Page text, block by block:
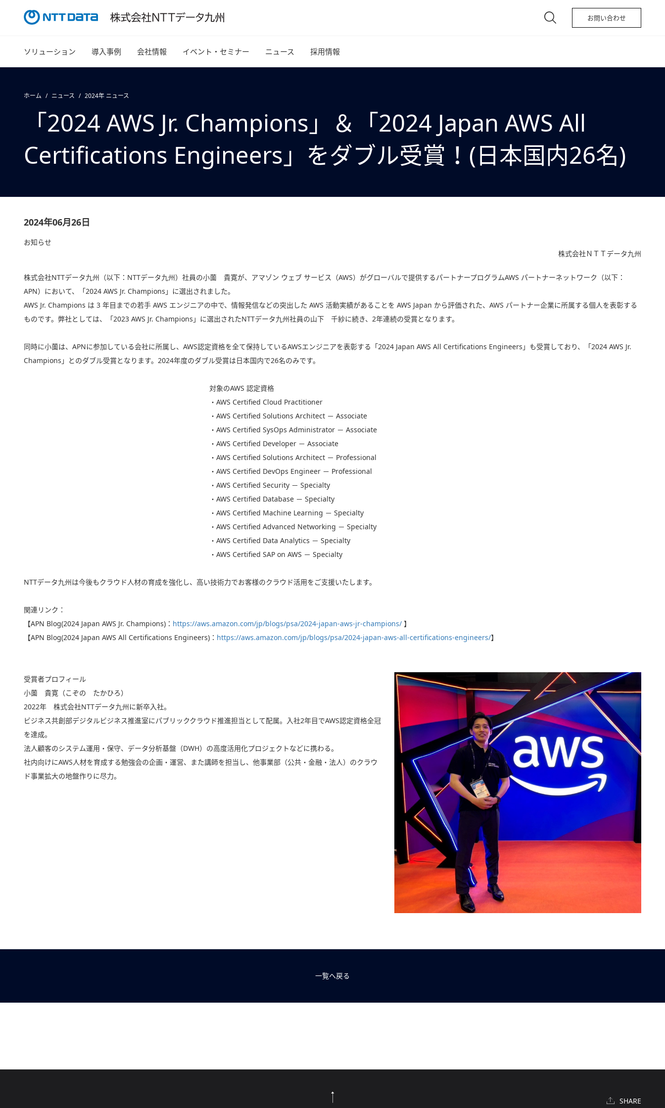
お問い合わせ
ソリューション 導入事例 会社情報 イベント・セミナー ニュース 採用情報
ホーム ニュース 2024年 ニュース
「2024 AWS Jr. Champions」＆「2024 Japan AWS All
Certifications Engineers」をダブル受賞！(日本国内26名)
2024年06月26日
お知らせ
株式会社ＮＴＴデータ九州
株式会社NTTデータ九州（以下：NTTデータ九州）社員の小薗 貴寛が、アマゾン ウェブ サービス（AWS）がグローバルで提供するパートナープログラムAWS パートナーネットワーク（以下：
APN）において、「2024 AWS Jr. Champions」に選出されました。
AWS Jr. Champions は 3 年目までの若手 AWS エンジニアの中で、情報発信などの突出した AWS 活動実績があることを AWS Japan から評価された、AWS パートナー企業に所属する個人を表彰する
ものです。弊社としては、「2023 AWS Jr. Champions」に選出されたNTTデータ九州社員の山下 千紗に続き、2年連続の受賞となります。
同時に小薗は、APNに参加している会社に所属し、AWS認定資格を全て保持しているAWSエンジニアを表彰する「2024 Japan AWS All Certifications Engineers」も受賞しており、「2024 AWS Jr.
Champions」とのダブル受賞となります。2024年度のダブル受賞は日本国内で26名のみです。
対象のAWS 認定資格
・AWS Certified Cloud Practitioner
・AWS Certified Solutions Architect － Associate
・AWS Certified SysOps Administrator － Associate
・AWS Certified Developer － Associate
・AWS Certified Solutions Architect － Professional
・AWS Certified DevOps Engineer － Professional
・AWS Certified Security － Specialty
・AWS Certified Database － Specialty
・AWS Certified Machine Learning － Specialty
・AWS Certified Advanced Networking － Specialty
・AWS Certified Data Analytics － Specialty
・AWS Certified SAP on AWS － Specialty
NTTデータ九州は今後もクラウド人材の育成を強化し、高い技術力でお客様のクラウド活用をご支援いたします。
関連リンク：
【APN Blog(2024 Japan AWS Jr. Champions)： https://aws.amazon.com/jp/blogs/psa/2024-japan-aws-jr-champions/ 】
【APN Blog(2024 Japan AWS All Certifications Engineers)： https://aws.amazon.com/jp/blogs/psa/2024-japan-aws-all-certifications-engineers/】
受賞者プロフィール
小薗 貴寛（こぞの たかひろ）
2022年 株式会社NTTデータ九州に新卒入社。
ビジネス共創部デジタルビジネス推進室にパブリッククラウド推進担当として配属。入社2年目でAWS認定資格全冠
を達成。
法人顧客のシステム運用・保守、データ分析基盤（DWH）の高度活用化プロジェクトなどに携わる。
社内向けにAWS人材を育成する勉強会の企画・運営、また講師を担当し、他事業部（公共・金融・法人）のクラウ
ド事業拡大の地盤作りに尽力。
一覧へ戻る
SHARE